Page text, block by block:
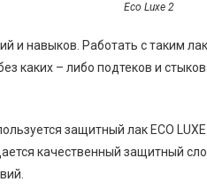
Eco Luxe 2
и навыков. Работать с таким
каких – либо подтеков и стыков.
защитный лак ECO
качественный защитный